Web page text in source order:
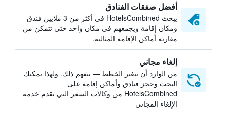
أفضل صفقات الفنادق
يبحث HotelsCombined في أكثر من 3 ملايين فندق
ومكان إقامة ويجمعهم في مكان واحد حتى تتمكن من
مقارنة أماكن الإقامة المثالية.
إلغاء مجاني
من الوارد أن تتغير الخطط — نتفهم ذلك. ولهذا يمكنك
البحث وحجز فنادق وأماكن إقامة على
HotelsCombined من وكالات السفر التي تقدم خدمة
الإلغاء المجاني